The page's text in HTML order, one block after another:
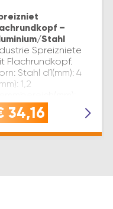
–
Stahl
Spreizniete
Flachrundkopf.
Stahl d1(mm): 4
1,2
– 15,0 L(mm): 20
ø(mm): 4,5
34,16